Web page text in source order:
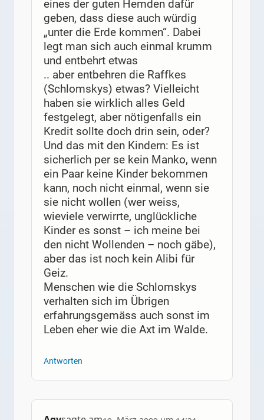
eines der guten Hemden dafür
geben, dass diese auch würdig
„unter die Erde kommen“. Dabei
legt man sich auch einmal krumm
und entbehrt etwas
.. aber entbehren die Raffkes
(Schlomskys) etwas? Vielleicht
haben sie wirklich alles Geld
festgelegt, aber nötigenfalls ein
Kredit sollte doch drin sein, oder?
Und das mit den Kindern: Es ist
sicherlich per se kein Manko, wenn
ein Paar keine Kinder bekommen
kann, noch nicht einmal, wenn sie
sie nicht wollen (wer weiss,
wieviele verwirrte, unglückliche
Kinder es sonst – ich meine bei
den nicht Wollenden – noch gäbe),
aber das ist noch kein Alibi für
Geiz.
Menschen wie die Schlomskys
verhalten sich im Übrigen
erfahrungsgemäss auch sonst im
Leben eher wie die Axt im Walde.
Antworten